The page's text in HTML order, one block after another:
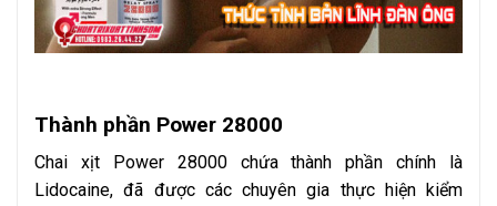
Thành phần Power 28000
Chai xịt Power 28000 chứa thành phần chính là
Lidocaine, đã được các chuyên gia thực hiện kiểm